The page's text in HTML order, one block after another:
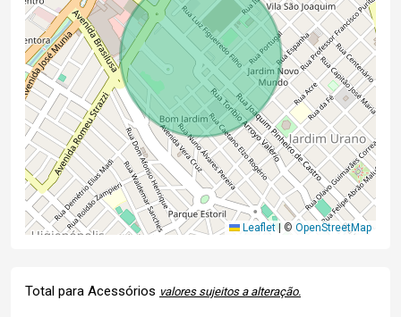
Leaflet © OpenStreetMap
Total para Acessórios valores sujeitos a alteração.